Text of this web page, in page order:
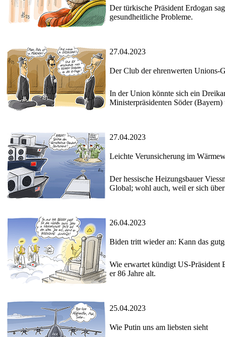
Der türkische Präsident Erdogan
gesundheitliche Probleme.
27.04.2023
Der Club der ehrenwerten Unions-
In der Union könnte sich ein
Ministerpräsidenten Söder
27.04.2023
Leichte Verunsicherung im
Der hessische Heizungsbauer
Global; wohl auch, weil er sich
26.04.2023
Biden tritt wieder an: Kann das
Wie erwartet kündigt US-Präsident
er 86 Jahre alt.
25.04.2023
Wie Putin uns am liebsten sieht